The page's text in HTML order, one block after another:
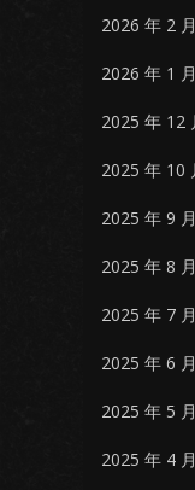
2026 年 2 月
2026 年 1 月
2025 年 12
2025 年 10
2025 年 9 月
2025 年 8 月
2025 年 7 月
2025 年 6 月
2025 年 5 月
2025 年 4 月